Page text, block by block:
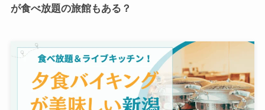
が食べ放題の旅館もある？